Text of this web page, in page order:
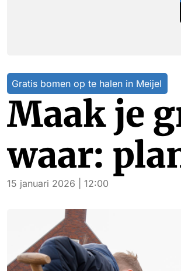
Gratis bomen op te halen in Meijel
Maak je
waar:
15 januari 2026 | 12:00